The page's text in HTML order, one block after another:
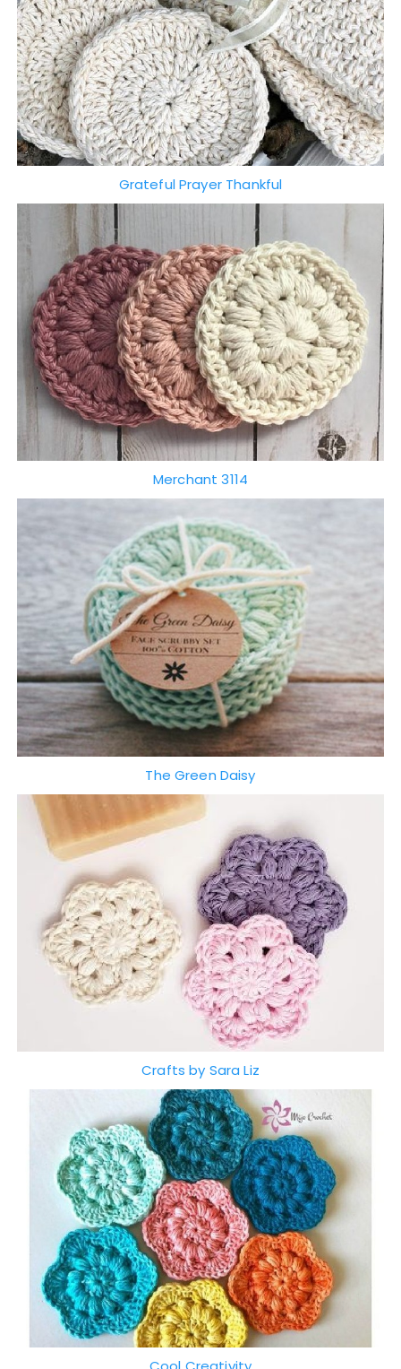
Grateful Prayer Thankful
Merchant 3114
The Green Daisy
Crafts by Sara Liz